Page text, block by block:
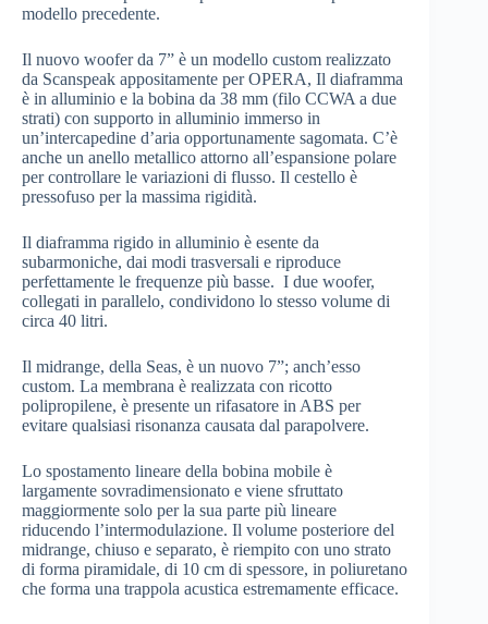
modello precedente.
Il nuovo woofer da 7” è un modello custom realizzato
da Scanspeak appositamente per OPERA, Il diaframma
è in alluminio e la bobina da 38 mm (filo CCWA a due
strati) con supporto in alluminio immerso in
un’intercapedine d’aria opportunamente sagomata. C’è
anche un anello metallico attorno all’espansione polare
per controllare le variazioni di flusso. Il cestello è
pressofuso per la massima rigidità.
Il diaframma rigido in alluminio è esente da
subarmoniche, dai modi trasversali e riproduce
perfettamente le frequenze più basse. I due woofer,
collegati in parallelo, condividono lo stesso volume di
circa 40 litri.
Il midrange, della Seas, è un nuovo 7”; anch’esso
custom. La membrana è realizzata con ricotto
polipropilene, è presente un rifasatore in ABS per
evitare qualsiasi risonanza causata dal parapolvere.
Lo spostamento lineare della bobina mobile è
largamente sovradimensionato e viene sfruttato
maggiormente solo per la sua parte più lineare
riducendo l’intermodulazione. Il volume posteriore del
midrange, chiuso e separato, è riempito con uno strato
di forma piramidale, di 10 cm di spessore, in poliuretano
che forma una trappola acustica estremamente efficace.